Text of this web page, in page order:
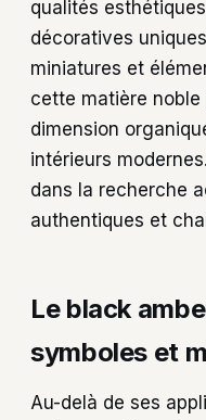
qualités
décoratives
miniatures et
cette matière
dimension
intérieurs
dans la recherche
authentiques et
Le black
symboles et
Au-delà de ses